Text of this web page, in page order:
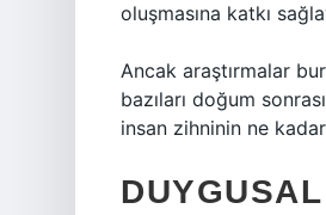
oluşmasına katkı
Ancak araştırmalar
bazıları doğum
insan zihninin ne